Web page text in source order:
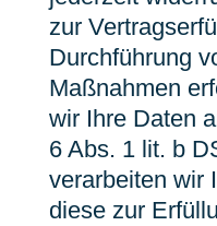
zur
Durchführung
Maßnahmen
wir Ihre Daten
6 Abs. 1 lit. b
verarbeiten wir
diese zur